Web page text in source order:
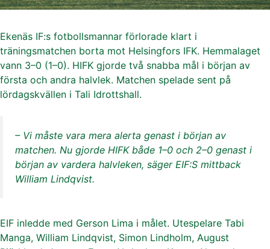
Ekenäs IF:s fotbollsmannar förlorade klart i
träningsmatchen borta mot Helsingfors IFK. Hemmalaget
vann 3–0 (1–0). HIFK gjorde två snabba mål i början av
första och andra halvlek. Matchen spelade sent på
lördagskvällen i Tali Idrottshall.
– Vi måste vara mera alerta genast i början av
matchen. Nu gjorde HIFK både 1–0 och 2–0 genast i
början av vardera halvleken, säger EIF:S mittback
William Lindqvist.
EIF inledde med Gerson Lima i målet. Utespelare Tabi
Manga, William Lindqvist, Simon Lindholm, August